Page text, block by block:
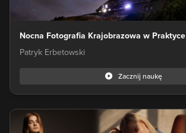
Nocna Fotografia Krajobrazowa w Praktyce
Patryk Erbetowski
Zacznij naukę